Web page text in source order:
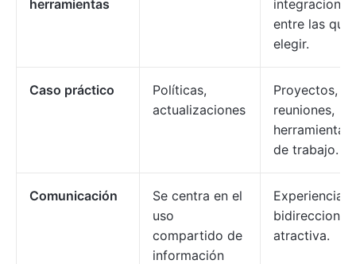
herramientas
integraciones
entre las que
elegir.
Caso práctico
Políticas,
actualizaciones
Proyectos,
reuniones,
herramientas
de trabajo.
Comunicación
Se centra en el
uso
compartido de
información
Experiencia
bidireccional
atractiva.